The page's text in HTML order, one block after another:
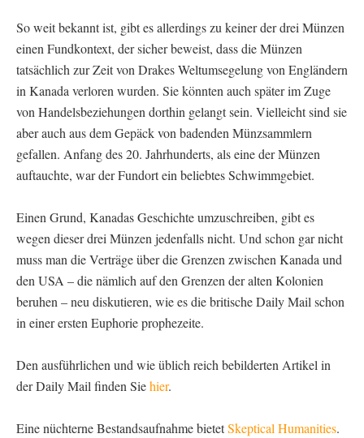
So weit bekannt ist, gibt es allerdings zu keiner der drei Münzen
einen Fundkontext, der sicher beweist, dass die Münzen
tatsächlich zur Zeit von Drakes Weltumsegelung von Engländern
in Kanada verloren wurden. Sie könnten auch später im Zuge
von Handelsbeziehungen dorthin gelangt sein. Vielleicht sind sie
aber auch aus dem Gepäck von badenden Münzsammlern
gefallen. Anfang des 20. Jahrhunderts, als eine der Münzen
auftauchte, war der Fundort ein beliebtes Schwimmgebiet.
Einen Grund, Kanadas Geschichte umzuschreiben, gibt es
wegen dieser drei Münzen jedenfalls nicht. Und schon gar nicht
muss man die Verträge über die Grenzen zwischen Kanada und
den USA – die nämlich auf den Grenzen der alten Kolonien
beruhen – neu diskutieren, wie es die britische Daily Mail schon
in einer ersten Euphorie prophezeite.
Den ausführlichen und wie üblich reich bebilderten Artikel in
der Daily Mail finden Siehier.
Eine nüchterne Bestandsaufnahme bietetSkeptical Humanities.